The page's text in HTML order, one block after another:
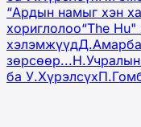
“Ардын намыг хэн
хориглолоо“The
хэлэмжүүд
зөрсөөр...
ба У.Хүрэлсүх